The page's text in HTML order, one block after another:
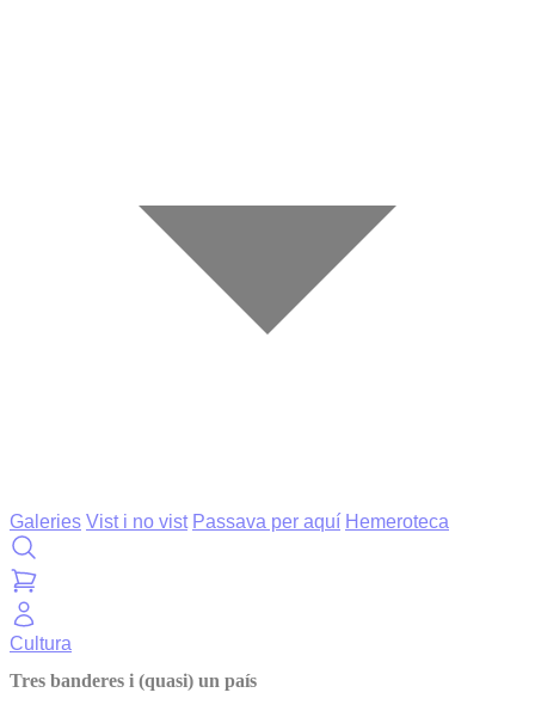
Galeries Vist i no vist Passava per aquí Hemeroteca
Cultura
Tres banderes i (quasi) un país